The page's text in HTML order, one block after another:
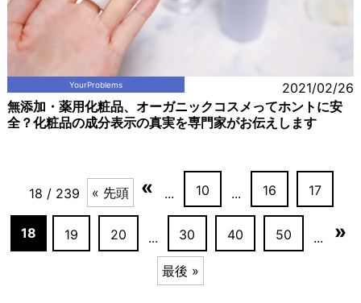
YourProblems 2021/02/26
無添加・薬用化粧品、オーガニックコスメってホントに安
全？化粧品の成分表示の真実を専門家がお伝えします
18 / 239 « 先頭 « ... 10 ... 16 17
18 19 20 ... 30 40 50 ... »
最後 »